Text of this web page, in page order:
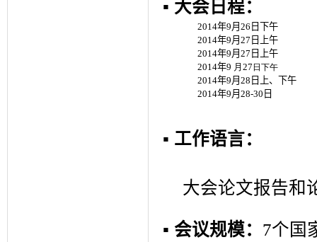
▪ 大会日程：
2014年9月 26 日下午
2014年9月 27 日上午
2014年9月 27 日上午
2014年9 月 27 日下午
2014年9月 28 日上、下午
2014年9月 28-30 日
▪ 工作语言：
大会论文报告和
▪ 会议规模： 7个国